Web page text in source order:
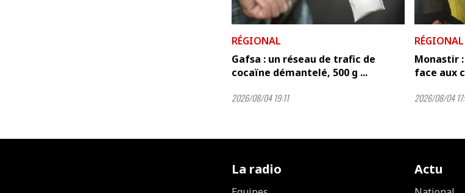
RÉGIONAL
Gafsa : un réseau de trafic de
cocaïne démantelé, 500 g ...
2026/08/04 19:11
RÉGIONAL
Monastir
face aux
2026/08/04
La radio Actu